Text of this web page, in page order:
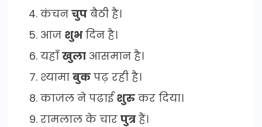
कंचन चुप बैठी है।
आज शुभदिन है।
यहाँखुला आसमान है।
श्यामा बुक पढ़ रही है।
काजल ने पढाईशुरु कर दिया।
रामलाल के चार पुत्र हैं।